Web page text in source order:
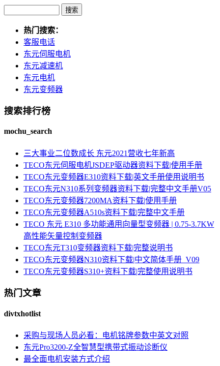
热门搜索：
客服电话
东元伺服电机
东元减速机
东元电机
东元变频器
搜索排行榜
mochu_search
三大事业二位数成长 东元2021营收七年新高
TECO东元伺服电机JSDEP驱动器资料下载|使用手册
TECO东元变频器E310资料下载|英文手册使用说明书
TECO东元N310系列变频器资料下载|完整中文手册V05
TECO东元变频器7200MA资料下载|使用手册
TECO东元变频器A510s资料下载|完整中文手册
TECO 东元 E310 多功能通用向量型变频器 | 0.75-3.7KW
高性能矢量控制变频器
TECO东元T310变频器资料下载|完整说明书
TECO东元变频器N310资料下载|中文简体手册_V09
TECO东元变频器S310+资料下载|完整使用说明书
热门文章
divtxhotlist
采购与现场人员必看：电机铭牌参数中英文对照
东元Pro3200-Z全智慧型携带式振动诊断仪
最全面电机安装方式介绍